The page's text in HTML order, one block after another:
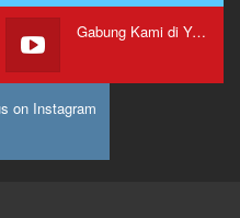
Gabung Kami di Youtube
on Instagram